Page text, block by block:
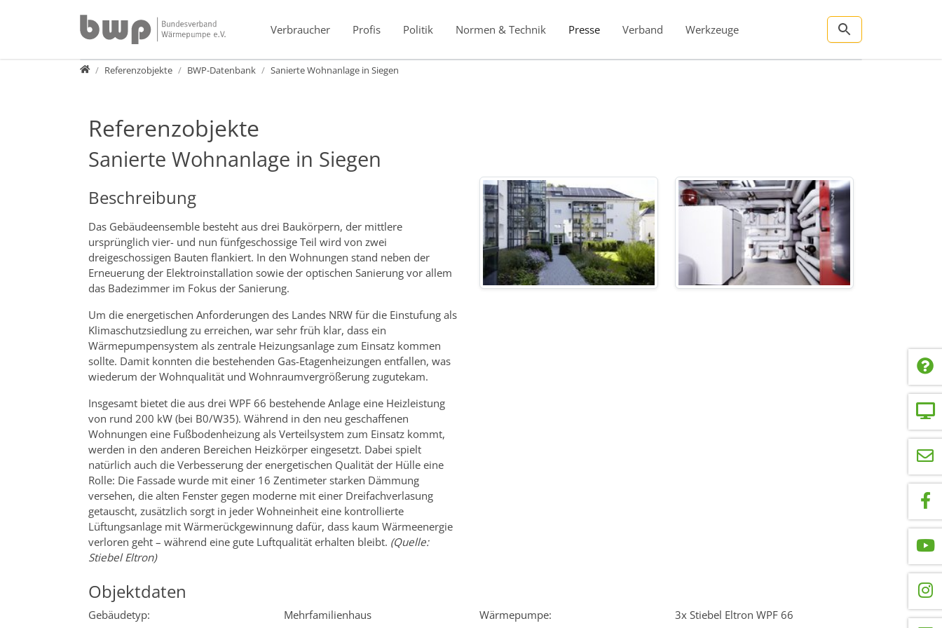
Verbraucher
Profis Politik Normen & Technik Presse Verband Werkzeuge
PresseReferenzobjekte BWP-Datenbank Sanierte Wohnanlage in Siegen
Referenzobjekte
Sanierte Wohnanlage in Siegen
Beschreibung
Das Gebäudeensemble besteht aus drei Baukörpern, der mittlere
ursprünglich vier- und nun fünfgeschossige Teil wird von zwei
dreigeschossigen Bauten flankiert. In den Wohnungen stand neben der
Erneuerung der Elektroinstallation sowie der optischen Sanierung vor allem
das Badezimmer im Fokus der Sanierung.
Um die energetischen Anforderungen des Landes NRW für die Einstufung als
Klimaschutzsiedlung zu erreichen, war sehr früh klar, dass ein
Wärmepumpensystem als zentrale Heizungsanlage zum Einsatz kommen
sollte. Damit konnten die bestehenden Gas-Etagenheizungen entfallen, was
wiederum der Wohnqualität und Wohnraumvergrößerung zugutekam.
Insgesamt bietet die aus drei WPF 66 bestehende Anlage eine Heizleistung
von rund 200 kW (bei B0/W35). Während in den neu geschaffenen
Wohnungen eine Fußbodenheizung als Verteilsystem zum Einsatz kommt,
werden in den anderen Bereichen Heizkörper eingesetzt. Dabei spielt
natürlich auch die Verbesserung der energetischen Qualität der Hülle eine
Rolle: Die Fassade wurde mit einer 16 Zentimeter starken Dämmung
versehen, die alten Fenster gegen moderne mit einer Dreifachverlasung
getauscht, zusätzlich sorgt in jeder Wohneinheit eine kontrollierte
Lüftungsanlage mit Wärmerückgewinnung dafür, dass kaum Wärmeenergie
verloren geht – während eine gute Luftqualität erhalten bleibt. (Quelle:
Stiebel Eltron)
Objektdaten
Gebäudetyp: Mehrfamilienhaus Wärmepumpe: 3x Stiebel Eltron WPF 66